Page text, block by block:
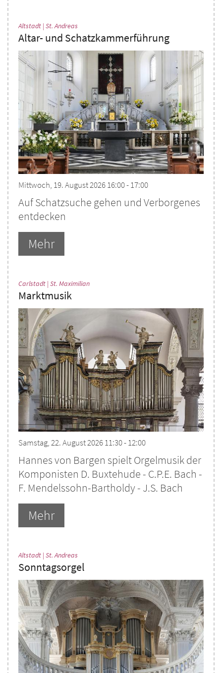
Altstadt | St. Andreas
Altar- und Schatzkammerführung
Mittwoch, 19. August 2026 16:00 - 17:00
Auf Schatzsuche gehen und Verborgenes
entdecken
Mehr
Carlstadt | St. Maximilian:
Marktmusik
Samstag, 22. August 2026 11:30 - 12:00
Hannes von Bargen spielt Orgelmusik der
Komponisten D. Buxtehude - C.P.E. Bach -
F. Mendelssohn-Bartholdy - J.S. Bach
Mehr
Altstadt | St. Andreas
Sonntagsorgel